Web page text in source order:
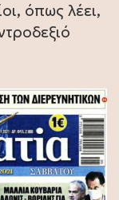
όπως λέει,